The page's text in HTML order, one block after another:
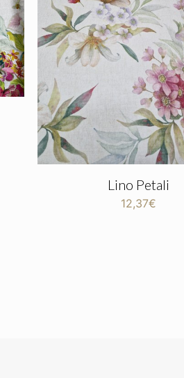
Lino Petali
12,37€